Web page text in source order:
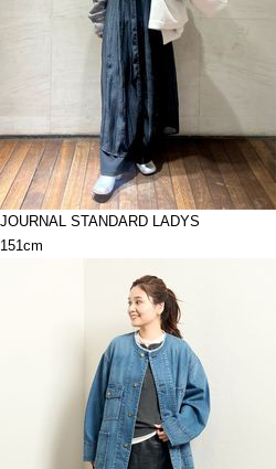
JOURNAL STANDARD LADYS
151cm